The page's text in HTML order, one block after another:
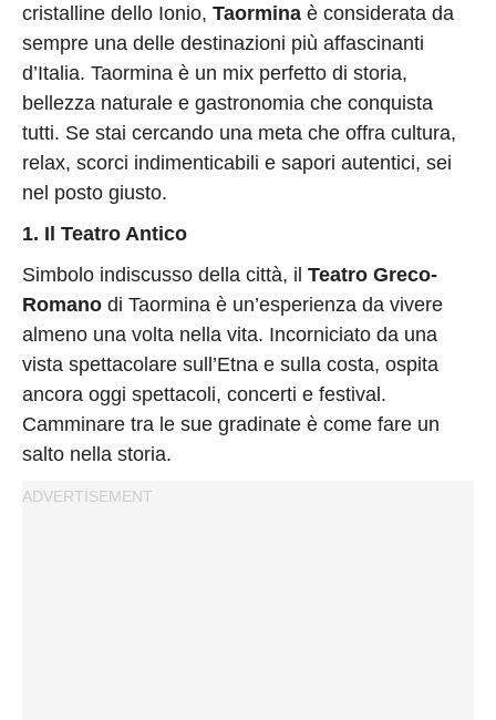
cristalline dello Ionio, Taormina è considerata da
sempre una delle destinazioni più affascinanti
d’Italia. Taormina è un mix perfetto di storia,
bellezza naturale e gastronomia che conquista
tutti. Se stai cercando una meta che offra cultura,
relax, scorci indimenticabili e sapori autentici, sei
nel posto giusto.
1. Il Teatro Antico
Simbolo indiscusso della città, il Teatro Greco-
Romano di Taormina è un’esperienza da vivere
almeno una volta nella vita. Incorniciato da una
vista spettacolare sull’Etna e sulla costa, ospita
ancora oggi spettacoli, concerti e festival.
Camminare tra le sue gradinate è come fare un
salto nella storia.